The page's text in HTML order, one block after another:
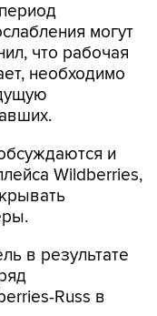
могут
что рабочая
необходимо
и
Wildberries,
в результате
Russ в